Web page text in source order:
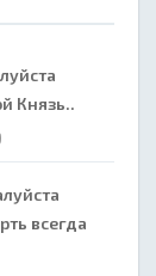
Князь..
всегда